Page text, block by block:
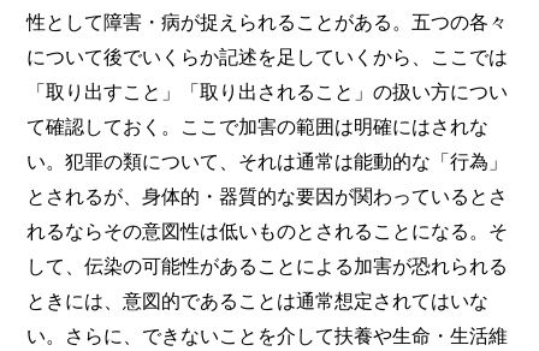
性として障害・病が捉えられることがある。五つの各々
について後でいくらか記述を足していくから、ここでは
「取り出すこと」「取り出されること」の扱い方につい
て確認しておく。ここで加害の範囲は明確にはされな
い。犯罪の類について、それは通常は能動的な「行為」
とされるが、身体的・器質的な要因が関わっているとさ
れるならその意図性は低いものとされることになる。そ
して、伝染の可能性があることによる加害が恐れられる
ときには、意図的であることは通常想定されてはいな
い。さらに、できないことを介して扶養や生命・生活維